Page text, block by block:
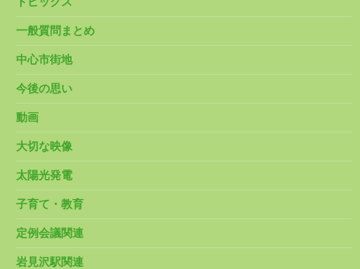
一般質問まとめ
中心市街地
今後の思い
動画
大切な映像
太陽光発電
子育て・教育
定例会議関連
岩見沢駅関連